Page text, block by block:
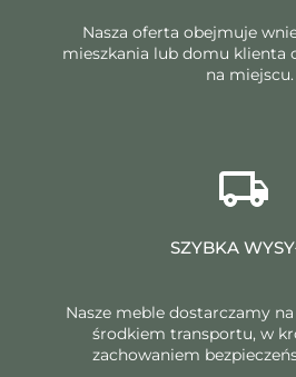
Nasza oferta obejmuje
mieszkania lub domu klienta
na miejscu.
SZYBKA
Nasze meble dostarczamy
środkiem transportu, w
zachowaniem